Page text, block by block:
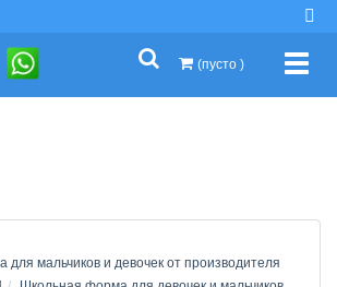
(пусто )
мальчиков и девочек от производителя